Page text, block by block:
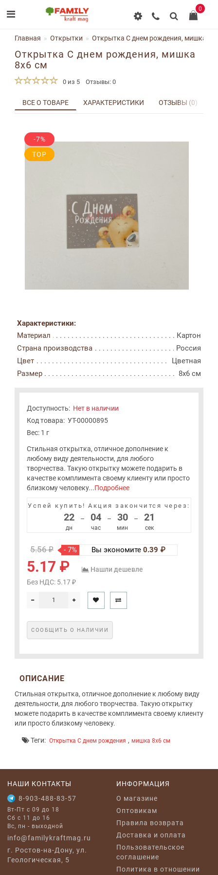
0
Главная Открытки Открытка С днем рождения, мишка
Открытка С днем рождения, мишка
8x6 см
0 из 5 Отзывы: 0
ВСЕ О ТОВАРЕ ХАРАКТЕРИСТИКИ ОТЗЫВЫ (0)
-7%
TOP
Характеристики:
Материал
Картон
Страна производства
Россия
Цвет
Цветная
Размер
8x6 см
Доступность: Нет в наличии
Код товара: УТ-00000895
Вес: 1 г
Стильная открытка, отличное дополнение к
любому виду деятельности, для любого
творчества. Такую открытку можете подарить в
качестве комплимента своему клиенту или просто
близкому человеку...Подробнее
Успей купить!Акция закончится через:
22
дн
– 04
час
– 30
мин
– 21
сек
5.56 ₽ - 7% Вы экономите 0.39 ₽
5.17 ₽
Нашли дешевле
Без НДС: 5.17 ₽
СООБЩИТЬ О НАЛИЧИИ
ОПИСАНИЕ
Стильная открытка, отличное дополнение к любому виду
деятельности, для любого творчества. Такую открытку
можете подарить в качестве комплимента своему клиенту
или просто близкому человеку.
Теги: Открытка С днем рождения , мишка 8x6 см
НАШИ КОНТАКТЫ
8-903-488-83-57
Вт-Пт с 09 до 18
Сб с 11 до 16
Вс, пн - выходной
info@familykraftmag.ru
г. Ростов-на-Дону, ул.
Геологическая, 5
ИНФОРМАЦИЯ
O магазине
Оптовикам
Правила возврата
Доставка и оплата
Пользовательское
соглашение
Политика в отношении